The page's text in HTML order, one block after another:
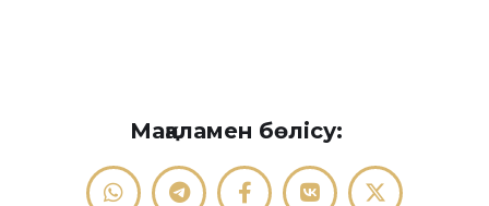
Мақаламен бөлісу: